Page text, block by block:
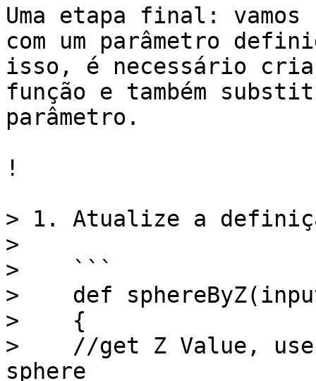
Uma etapa final:
com um parâmetro
isso, é necessário
função e também
parâmetro.
!
> 1. Atualize a
>
>    ```
>    def
>    {
>    //get Z Value,
sphere